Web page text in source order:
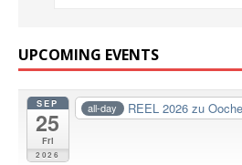
UPCOMING EVENTS
SEP
25
Fri
2026
all-day REEL 2026 zu